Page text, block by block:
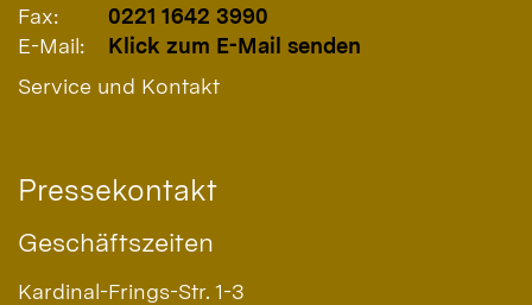
Fax:
0221 1642 3990
E-Mail:
Klick zum E-Mail senden
Service und Kontakt
Pressekontakt
Geschäftszeiten
Kardinal-Frings-Str. 1-3